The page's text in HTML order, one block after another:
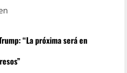
“La próxima será en